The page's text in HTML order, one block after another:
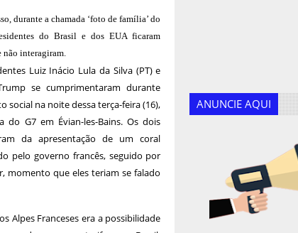
durante a chamada ‘foto de família’ do
do Brasil e dos EUA ficaram
não interagiram.
Luiz Inácio Lula da Silva (PT) e
se cumprimentaram durante
social na noite dessa terça-feira (16),
do G7 em Évian-les-Bains. Os dois
da apresentação de um coral
pelo governo francês, seguido por
momento que eles teriam se falado
Alpes Franceses era a possibilidade
ANUNCIE AQUI